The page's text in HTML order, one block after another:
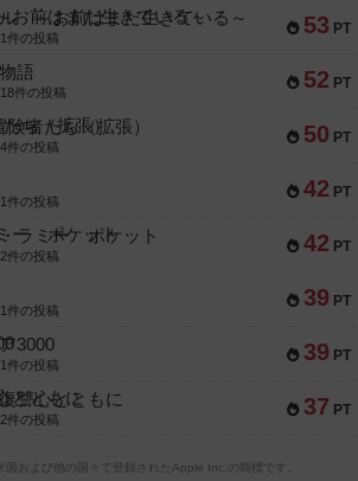
53 PT
～お前はまだ生きている～
1件の投稿
52 PT
語
18件の投稿
50 PT
者たち（拡張）
4件の投稿
42 PT
1件の投稿
42 PT
ラミー ポケット
2件の投稿
39 PT
1件の投稿
39 PT
3000
1件の投稿
37 PT
讐心とともに
2件の投稿
および他の国々で登録されたApple Inc.の商標です。